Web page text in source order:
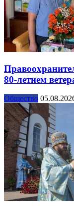
80-летием
Общество